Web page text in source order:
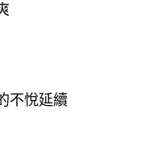
不悅延續